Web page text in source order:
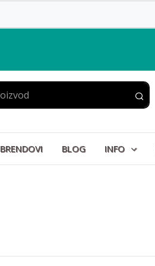
BRENDOVI BLOG INFO